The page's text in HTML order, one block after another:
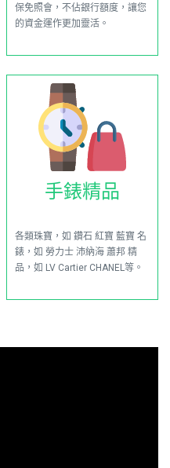
保免照會，不佔銀行額度，讓您
的資金運作更加靈活。
手錶精品
各類珠寶，如 鑽石 紅寶 藍寶 名
錶，如 勞力士 沛納海 蕭邦 精
品，如 LV Cartier CHANEL等。